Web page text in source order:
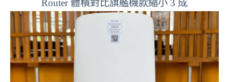
Router 體積對比旗艦機款縮小 3 成